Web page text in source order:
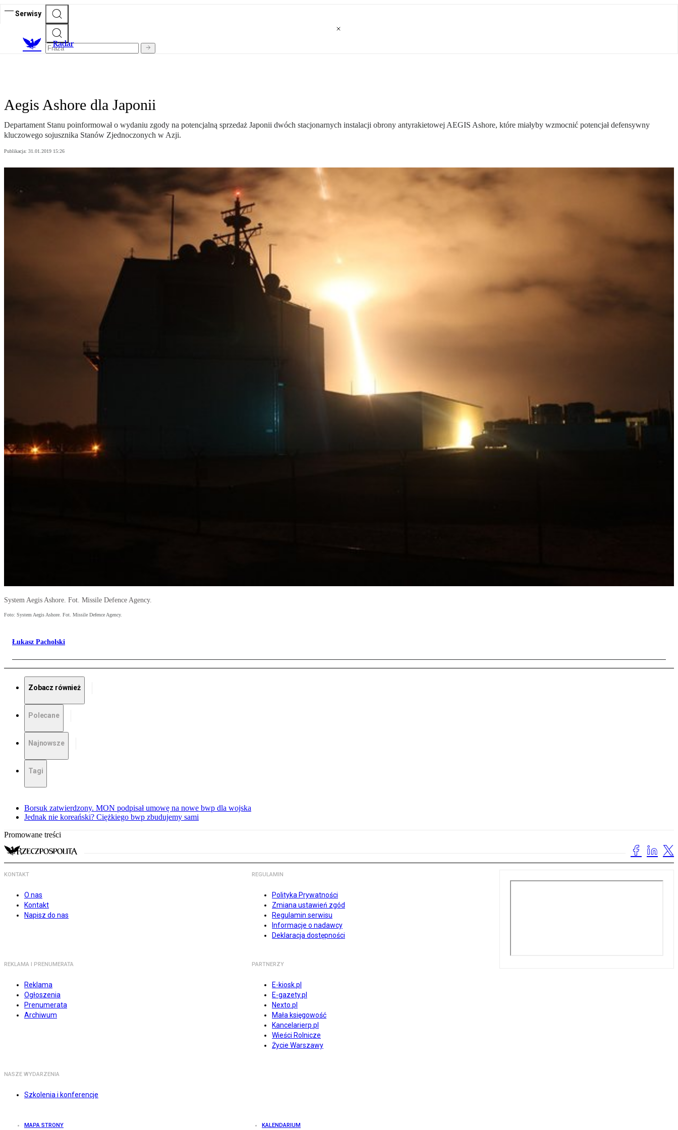
Serwisy
Radar
Aegis Ashore dla Japonii
Departament Stanu poinformował o wydaniu zgody na potencjalną sprzedaż Japonii dwóch stacjonarnych instalacji obrony antyrakietowej AEGIS Ashore, które miałyby wzmocnić potencjał defensywny
kluczowego sojusznika Stanów Zjednoczonych w Azji.
Publikacja: 31.01.2019 15:26
System Aegis Ashore. Fot. Missile Defence Agency.
Foto: System Aegis Ashore. Fot. Missile Defence Agency.
Łukasz Pacholski
Zobacz również
Polecane
Najnowsze
Tagi
Borsuk zatwierdzony. MON podpisał umowę na nowe bwp dla wojska
Jednak nie koreański? Ciężkiego bwp zbudujemy sami
Promowane treści
KONTAKT
O nas
Kontakt
Napisz do nas
REGULAMIN
Polityka Prywatności
Zmiana ustawień zgód
Regulamin serwisu
Informacje o nadawcy
Deklaracja dostępności
REKLAMA I PRENUMERATA
Reklama
Ogłoszenia
Prenumerata
Archiwum
PARTNERZY
E-kiosk.pl
E-gazety.pl
Nexto.pl
Mała księgowość
Kancelarierp.pl
Wieści Rolnicze
Życie Warszawy
NASZE WYDARZENIA
Szkolenia i konferencje
MAPA STRONY KALENDARIUM